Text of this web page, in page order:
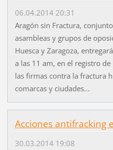
06.04.2014 20:31
Aragón sin Fractura,
asambleas y grupos de
Huesca y Zaragoza,
a las 11 am, en el registro
las firmas contra la fractura
comarcas y ciudades...
Acciones antifracking
30.03.2014 19:08